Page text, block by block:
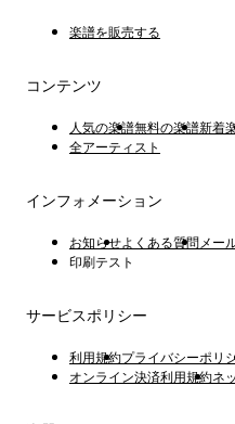
楽譜を販売する
コンテンツ
人気の楽譜無料の楽譜新着
全アーティスト
インフォメーション
お知らせよくある質問 メー
印刷テスト
サービスポリシー
利用規約プライバシーポリ
オンライン決済利用規約ネ